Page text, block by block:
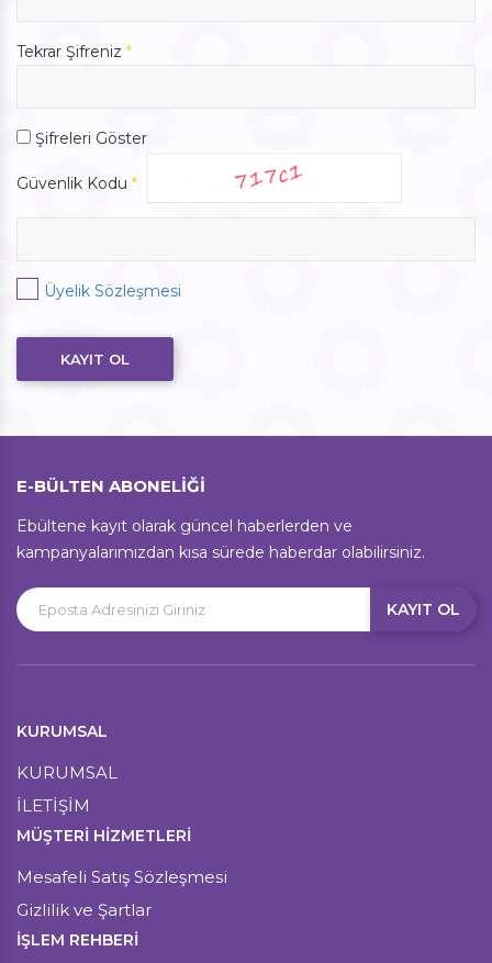
Tekrar Şifreniz *
Şifreleri Göster
Güvenlik Kodu *
Üyelik Sözleşmesi
KAYIT OL
E-BÜLTEN ABONELİĞİ
Ebültene kayıt olarak güncel haberlerden ve
kampanyalarımızdan kısa sürede haberdar olabilirsiniz.
KAYIT OL
KURUMSAL
KURUMSAL
İLETİŞİM
MÜŞTERI HIZMETLERI
Mesafeli Satış Sözleşmesi
Gizlilik ve Şartlar
İŞLEM REHBERİ